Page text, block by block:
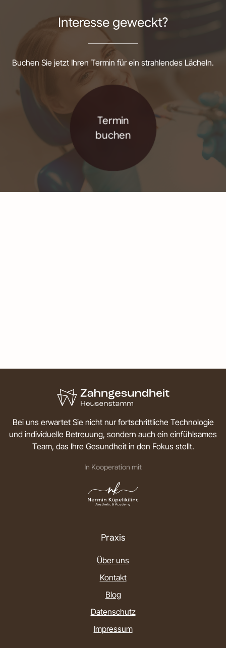
Interesse geweckt?
Buchen Sie jetzt Ihren Termin für ein strahlendes Lächeln.
Termin
buchen
Bei uns erwartet Sie nicht nur fortschrittliche Technologie
und individuelle Betreuung, sondern auch ein einfühlsames
Team, das Ihre Gesundheit in den Fokus stellt.
In Kooperation mit
Praxis
Über uns
Kontakt
Blog
Datenschutz
Impressum